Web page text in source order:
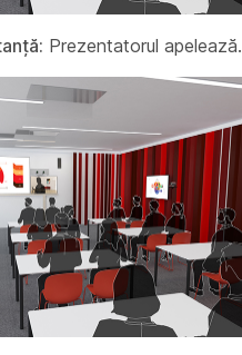
Prezentatorul apelează.